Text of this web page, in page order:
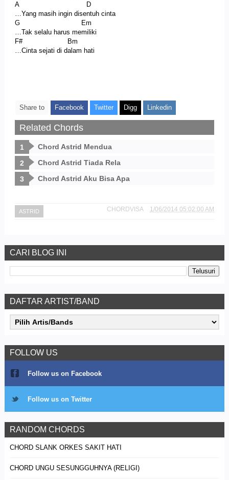
A D
…Yang masih ingin disentuh cinta
G Em
…Tak selalu harus memiliki
F# Bm
…Cinta sejati di dalam hati
Share to Facebook Twitter Digg Linkedin
Related Chords
Chord Astrid Mendua
Chord Astrid Tiada Rela
Chord Astrid Aku Bisa Apa
ASTRID CHORDVISA 1/06/2014 05:02:00 AM
CARI BLOG INI
DAFTAR ARTIST/BAND
FOLLOW US
Follow us on Facebook
Follow us on Twitter
RANDOM CHORDS
CHORD SLANK ORKES SAKIT HATI
CHORD UNGU SESUNGGUHNYA (RELIGI)